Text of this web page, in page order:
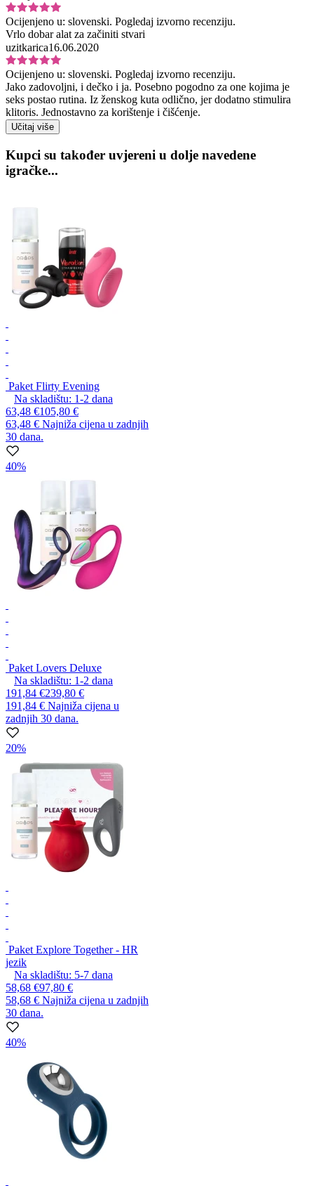
Ocijenjeno u: slovenski. Pogledaj izvorno recenziju.
Vrlo dobar alat za začiniti stvari
uzitkarica16.06.2020
Ocijenjeno u: slovenski. Pogledaj izvorno recenziju.
Jako zadovoljni, i dečko i ja. Posebno pogodno za one kojima je
seks postao rutina. Iz ženskog kuta odlično, jer dodatno stimulira
klitoris. Jednostavno za korištenje i čišćenje.
Učitaj više
Kupci su također uvjereni u dolje navedene
igračke...
Paket Flirty Evening
Na skladištu: 1-2 dana
63,48 €105,80 €
63,48 € Najniža cijena u zadnjih
30 dana.
40%
Paket Lovers Deluxe
Na skladištu: 1-2 dana
191,84 €239,80 €
191,84 € Najniža cijena u
zadnjih 30 dana.
20%
Paket Explore Together - HR
jezik
Na skladištu: 5-7 dana
58,68 €97,80 €
58,68 € Najniža cijena u zadnjih
30 dana.
40%